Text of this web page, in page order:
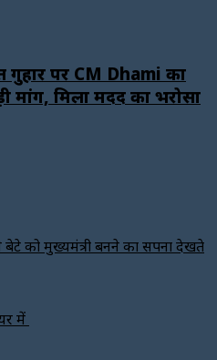
गुहार पर CM Dhami का
मांग, मिला मदद का भरोसा
बेटे को मुख्यमंत्री बनने का सपना देखते
में